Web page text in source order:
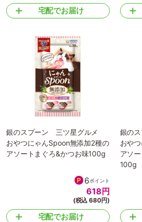
宅配でお届け
銀のスプーン 三ツ星グルメ
おやつにゃんSpoon無添加2種の
アソートまぐろ&かつお味100g
6ポイント
618 円
(税込 680円)
宅配でお届け
銀の
おや
アソ
100g